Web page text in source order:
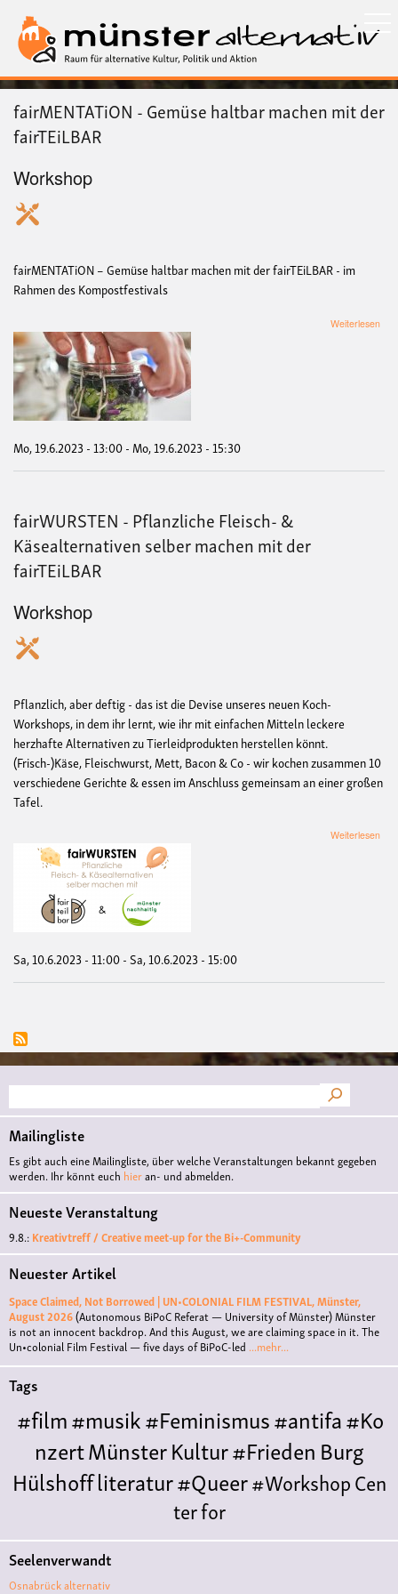
zum
Inhalt
fairMENTATiON - Gemüse haltbar machen mit der
fairTEiLBAR
Workshop
fairMENTATiON – Gemüse haltbar machen mit der fairTEiLBAR - im
Rahmen des Kompostfestivals
Weiterlesen
Mo, 19.6.2023 - 13:00-Mo, 19.6.2023 - 15:30
fairWURSTEN - Pflanzliche Fleisch- &
Käsealternativen selber machen mit der
fairTEiLBAR
Workshop
Pflanzlich, aber deftig - das ist die Devise unseres neuen Koch-
Workshops, in dem ihr lernt, wie ihr mit einfachen Mitteln leckere
herzhafte Alternativen zu Tierleidprodukten herstellen könnt.
(Frisch-)Käse, Fleischwurst, Mett, Bacon & Co - wir kochen zusammen 10
verschiedene Gerichte & essen im Anschluss gemeinsam an einer großen
Tafel.
Weiterlesen
der
Sa, 10.6.2023 - 11:00-Sa, 10.6.2023 - 15:00
Suche
Mailingliste
Es gibt auch eine Mailingliste, über welche Veranstaltungen bekannt gegeben
werden. Ihr könnt euch hieran- und abmelden.
Neueste Veranstaltung
9.8.:Kreativtreff / Creative meet-up for the Bi+-Community
Neuester Artikel
Space Claimed, Not Borrowed | UN•COLONIAL FILM FESTIVAL, Münster,
August 2026(Autonomous BiPoC Referat — University of Münster)Münster
is not an innocent backdrop. And this August, we are claiming space in it. The
Un•colonial Film Festival — five days of BiPoC-led ...mehr...
Tags
#film#musik#Feminismus#antifa#Ko
nzertMünsterKultur#FriedenBurg
Hülshoffliteratur#Queer#WorkshopCen
ter for
LiteraturePolyamoriePolytreff#liveKonzert
Polyamorietreff
Seelenverwandt
Osnabrück alternativ